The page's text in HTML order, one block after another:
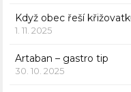
Když obec řeší
1. 11. 2025
Artaban – gastro tip
30. 10. 2025